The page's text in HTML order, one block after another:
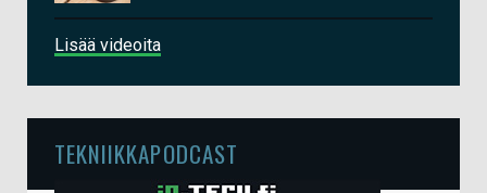
Lisää videoita
TEKNIIKKAPODCAST